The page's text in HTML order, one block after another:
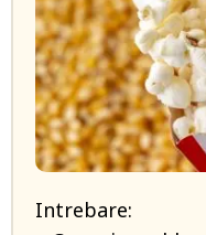
Intrebare: